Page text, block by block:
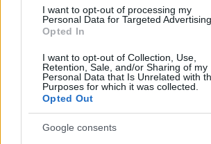
I want to opt-out of processing my
Personal Data for Targeted Advertising.
Opted In
I want to opt-out of Collection, Use,
Retention, Sale, and/or Sharing of my
Personal Data that Is Unrelated with
Purposes for which it was collected.
Opted Out
Google consents
kormányzati szerv és több mint
laboratórium végzett
tanulmányokat.
Az eredmények alátámasztják,
füstmentes alternatívák